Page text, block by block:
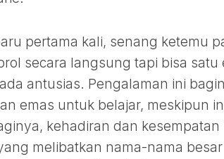
pertama kali, senang ketemu
secara langsung tapi bisa
antusias. Pengalaman ini
emas untuk belajar, meskipun
kehadiran dan
melibatkan nama-nama